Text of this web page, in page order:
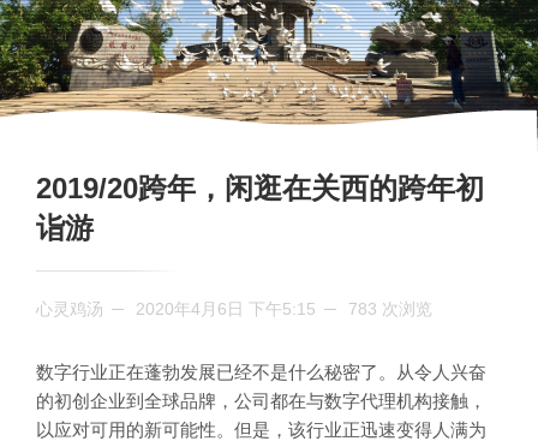
2019/20跨年，闲逛在关西的跨年初
诣游
心灵鸡汤 2020年4月6日 下午5:15 783 次浏览
数字行业正在蓬勃发展已经不是什么秘密了。从令人兴奋
的初创企业到全球品牌，公司都在与数字代理机构接触，
以应对可用的新可能性。但是，该行业正迅速变得人满为